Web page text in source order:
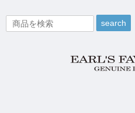
search